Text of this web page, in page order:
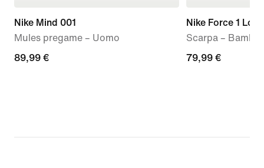
Nike Mind 001
Mules pregame – Uomo
89,99
89,99 €
Nike Force 1 Low
Scarpa –
79,99
79,99 €